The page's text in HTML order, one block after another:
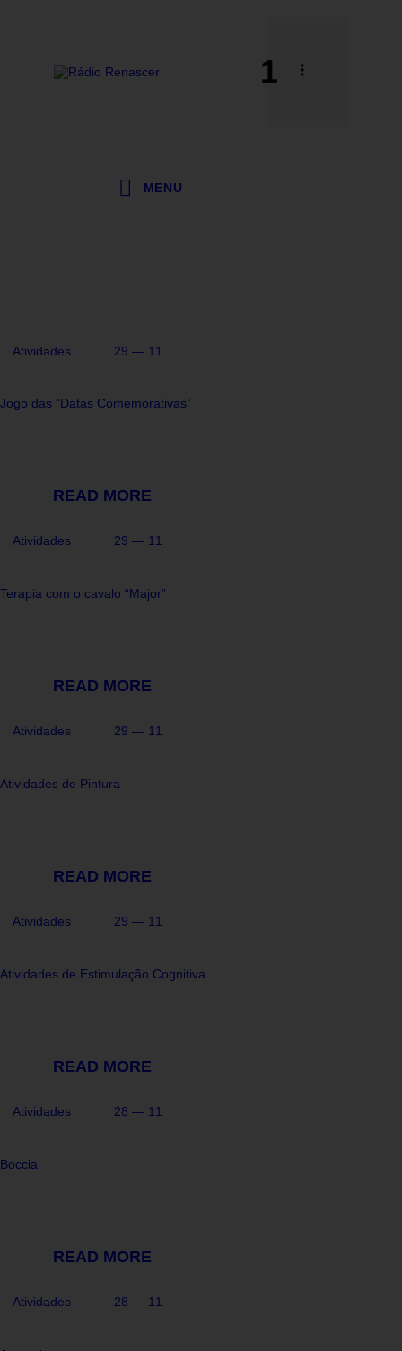
1
MENU
Atividades 29 — 11
Jogo das “Datas Comemorativas”
READ MORE
Atividades 29 — 11
Terapia com o cavalo “Major”
READ MORE
Atividades 29 — 11
Atividades de Pintura
READ MORE
Atividades 29 — 11
Atividades de Estimulação Cognitiva
READ MORE
Atividades 28 — 11
Boccia
READ MORE
Atividades 28 — 11